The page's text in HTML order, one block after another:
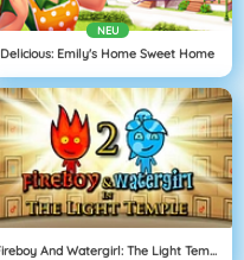
NEU
Delicious: Emily's Home Sweet Home
Fireboy And Watergirl: The Light Temple